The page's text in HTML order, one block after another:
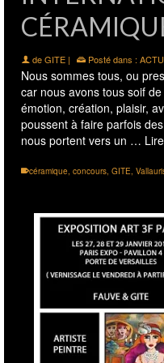
deGITE | Posté dans :
Nous sommes tous, ou
car nous avons tous soif
émotion, création, plaisir,
poussent à faire parfois
nous portent vers un …
céramique, concours, GITE,